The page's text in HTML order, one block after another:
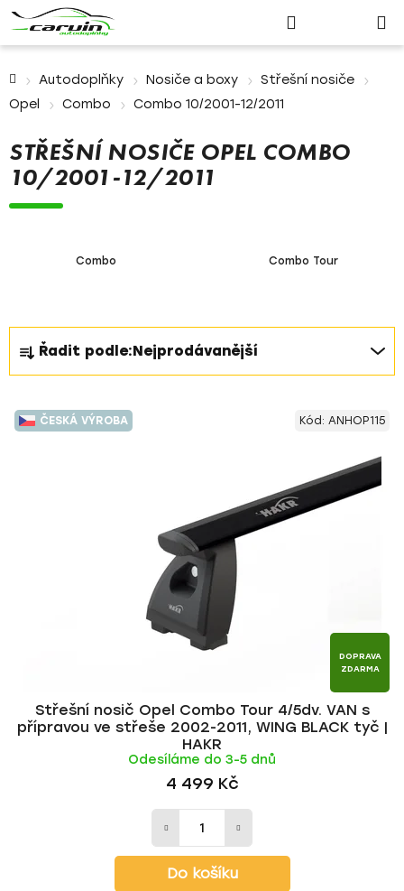
Přihlášení
košík
Autodoplňky Nosiče a boxy
Střešní nosiče
Opel
Combo Combo 10/2001-12/2011
STŘEŠNÍ NOSIČE OPEL COMBO
10/2001-12/2011
Combo Combo Tour
Ř
a
z
e
n
Řadit podle:Nejprodávanější
V
ý
ČESKÁ VÝROBA
DOPRAVA
ZDARMA
Střešní nosič Opel Combo Tour 4/5dv. VAN s
přípravou ve střeše 2002-2011, WING BLACK tyč |
HAKR
Odesíláme do 3-5 dnů
4 499 Kč
Do košíku
Kód: ANHOP115